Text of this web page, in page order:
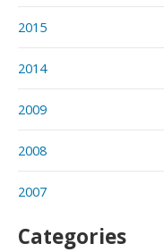
2015
2014
2009
2008
2007
Categories